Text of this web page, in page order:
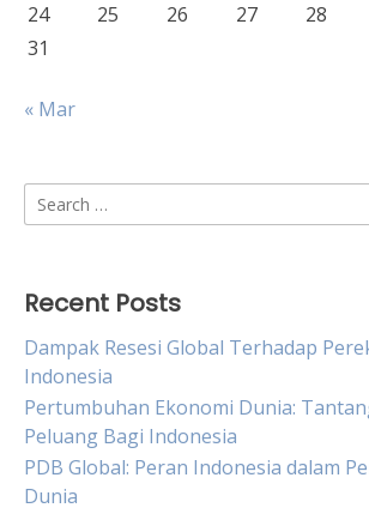
24
25 26 27 28
31
« Mar
Search
for:
Recent Posts
Dampak Resesi Global Terhadap
Indonesia
Pertumbuhan Ekonomi Dunia:
Peluang Bagi Indonesia
PDB Global: Peran Indonesia dalam
Dunia